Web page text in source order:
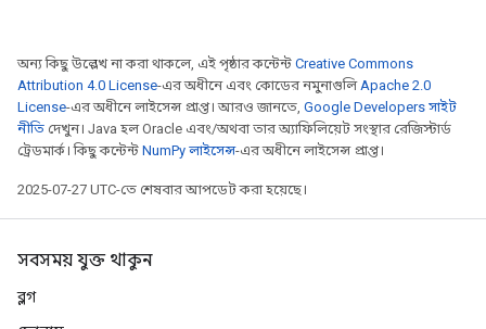
অন্য কিছু উল্লেখ না করা থাকলে, এই পৃষ্ঠার কন্টেন্ট Creative Commons
Attribution 4.0 License-এর অধীনে এবং কোডের নমুনাগুলিApache 2.0
License-এর অধীনে লাইসেন্স প্রাপ্ত। আরও জানতে, Google Developers সাইট
নীতি দেখুন। Java হল Oracle এবং/অথবা তার অ্যাফিলিয়েট সংস্থার রেজিস্টার্ড
ট্রেডমার্ক। কিছু কন্টেন্ট NumPy লাইসেন্স-এর অধীনে লাইসেন্স প্রাপ্ত।
2025-07-27 UTC-তে শেষবার আপডেট করা হয়েছে।
সবসময় যুক্ত থাকুন
ব্লগ